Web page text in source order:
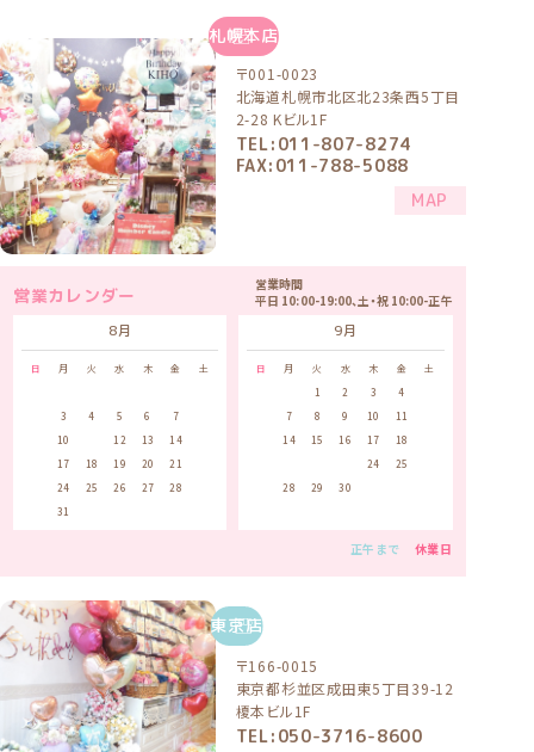
札幌本店
〒001-0023
北海道札幌市北区北23条西5丁目
2-28 Kビル1F
TEL:011-807-8274
FAX:011-788-5088
MAP
営業カレンダー
営業時間
平日 10:00-19:00、土・祝 10:00-正午
8月
日 月 火 水 木 金
土
3 4 5 6 7
10 12 13 14
17 18 19 20 21
24 25 26 27 28
31
9月
日 月 火 水 木 金
土
1
2 3 4
7 8 9 10 11
14 15 16 17 18
24 25
28 29 30
正午まで 休業日
東京店
〒166-0015
東京都杉並区成田東5丁目39-12
榎本ビル1F
TEL:050-3716-8600